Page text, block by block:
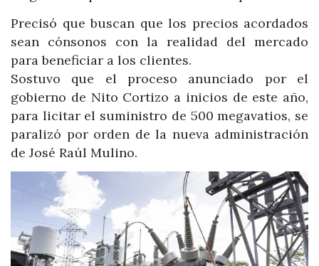
Precisó que buscan que los precios acordados
sean cónsonos con la realidad del mercado
para beneficiar a los clientes.
Sostuvo que el proceso anunciado por el
gobierno de Nito Cortizo a inicios de este año,
para licitar el suministro de 500 megavatios, se
paralizó por orden de la nueva administración
de José Raúl Mulino.